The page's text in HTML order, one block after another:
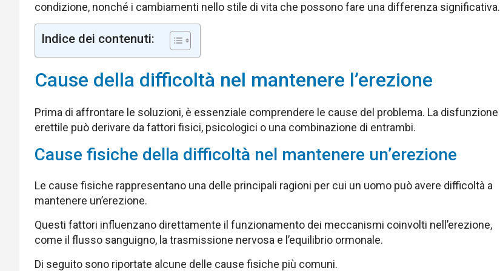
condizione, nonché i cambiamenti nello stile di vita che possono fare una differenza significativa.
Indice dei contenuti:
Cause della difficoltà nel mantenere l’erezione
Prima di affrontare le soluzioni, è essenziale comprendere le cause del problema. La disfunzione
erettile può derivare da fattori fisici, psicologici o una combinazione di entrambi.
Cause fisiche della difficoltà nel mantenere un’erezione
Le cause fisiche rappresentano una delle principali ragioni per cui un uomo può avere difficoltà a
mantenere un’erezione.
Questi fattori influenzano direttamente il funzionamento dei meccanismi coinvolti nell’erezione,
come il flusso sanguigno, la trasmissione nervosa e l’equilibrio ormonale.
Di seguito sono riportate alcune delle cause fisiche più comuni.